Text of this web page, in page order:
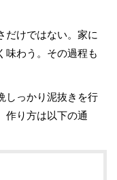
けではない。家に
味わう。その過程も
しっかり泥抜きを行
作り方は以下の通